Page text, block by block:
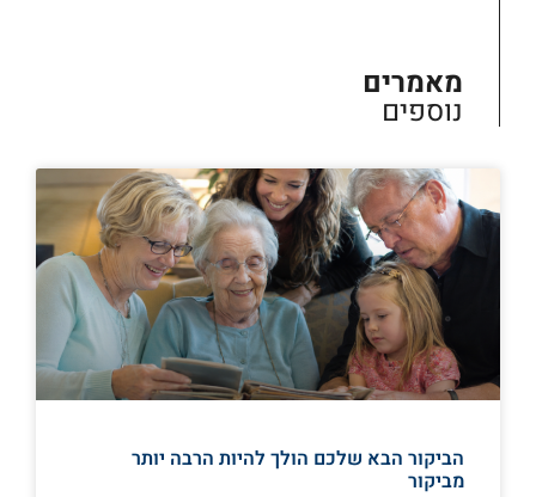
מאמרים
נוספים
הביקור הבא שלכם הולך להיות הרבה יותר
מביקור